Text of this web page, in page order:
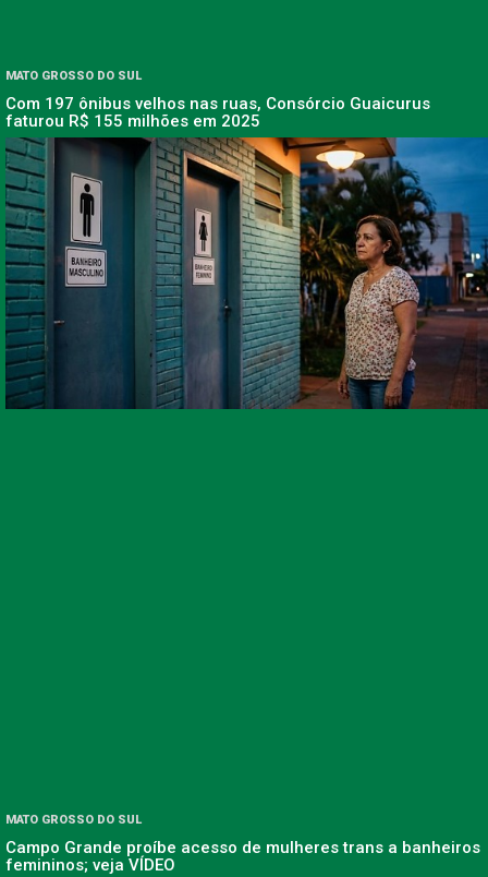
MATO GROSSO DO SUL
Com 197 ônibus velhos nas ruas, Consórcio Guaicurus
faturou R$ 155 milhões em 2025
MATO GROSSO DO SUL
Campo Grande proíbe acesso de mulheres trans a banheiros
femininos; veja VÍDEO